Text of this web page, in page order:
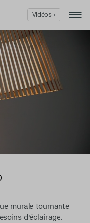
murale tournante
d'éclairage.
Vidéos ›